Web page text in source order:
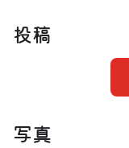
投稿
写真